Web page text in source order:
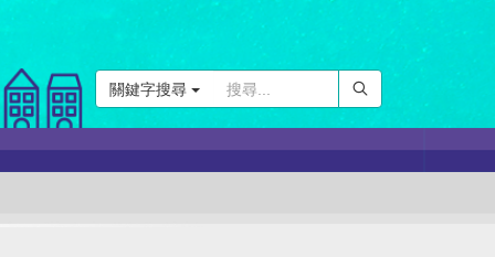
關鍵字搜尋